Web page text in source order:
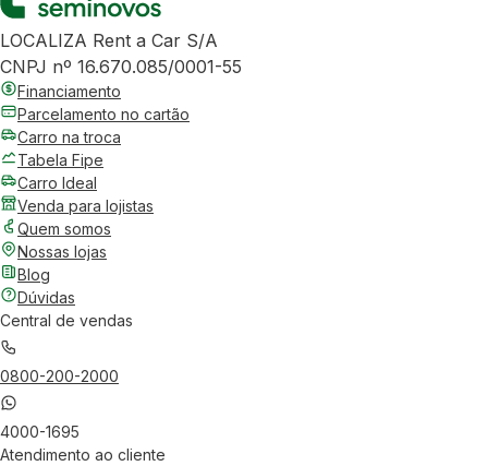
LOCALIZA Rent a Car S/A
CNPJ nº 16.670.085/0001-55
Financiamento
Parcelamento no cartão
Carro na troca
Tabela Fipe
Carro Ideal
Venda para lojistas
Quem somos
Nossas lojas
Blog
Dúvidas
Central de vendas
0800-200-2000
4000-1695
Atendimento ao cliente